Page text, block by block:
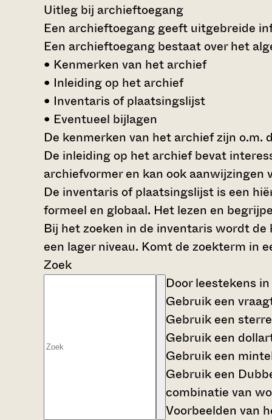
Uitleg bij archieftoegang
Een archieftoegang geeft uitgebreide
Een archieftoegang bestaat over het
• Kenmerken van het archief
• Inleiding op het archief
• Inventaris of plaatsingslijst
• Eventueel bijlagen
De kenmerken van het archief zijn o.m.
De inleiding op het archief bevat
archiefvormer en kan ook aanwijzingen
De inventaris of plaatsingslijst is een
formeel en globaal. Het lezen en
Bij het zoeken in de inventaris wordt
een lager niveau. Komt de zoekterm in
Zoek
Door leestekens
Gebruik een
Gebruik een
Gebruik een
Gebruik een
Gebruik een
combinatie van
Voorbeelden van